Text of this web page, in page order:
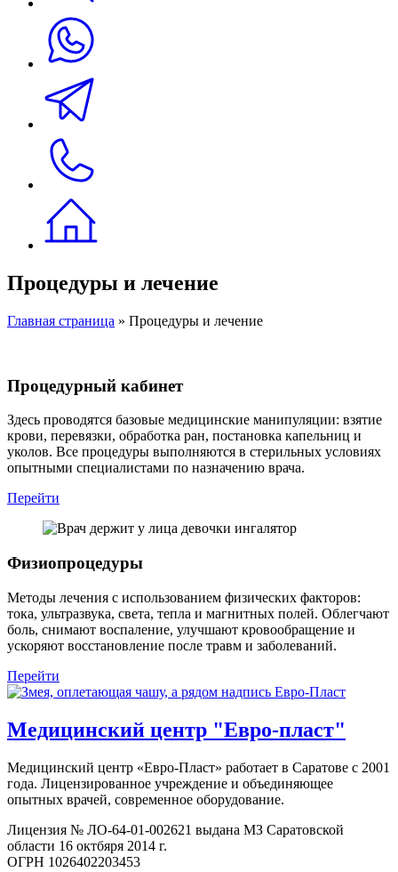
Процедуры и лечение
Главная страница » Процедуры и лечение
Процедурный кабинет
Здесь проводятся базовые медицинские манипуляции: взятие
крови, перевязки, обработка ран, постановка капельниц и
уколов. Все процедуры выполняются в стерильных условиях
опытными специалистами по назначению врача.
Перейти
Физиопроцедуры
Методы лечения с использованием физических факторов:
тока, ультразвука, света, тепла и магнитных полей. Облегчают
боль, снимают воспаление, улучшают кровообращение и
ускоряют восстановление после травм и заболеваний.
Перейти
Медицинский центр "Евро-пласт"
Медицинский центр «Евро-Пласт» работает в Саратове с 2001
года. Лицензированное учреждение и объединяющее
опытных врачей, современное оборудование.
Лицензия № ЛО-64-01-002621 выдана МЗ Саратовской
области 16 октбяря 2014 г.
ОГРН 1026402203453